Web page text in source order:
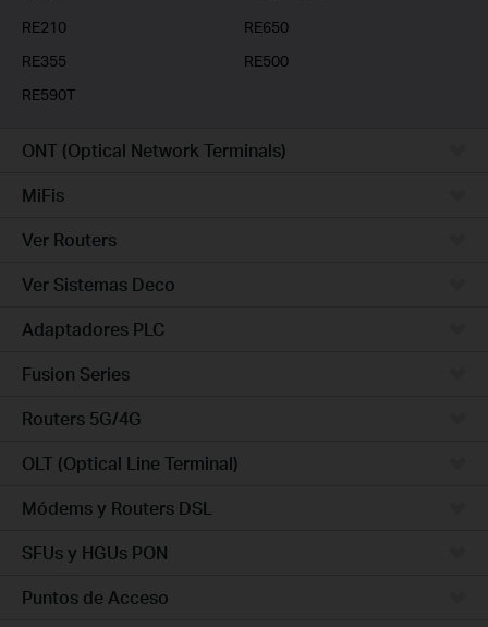
RE210
RE650
RE355
RE500
RE590T
ONT (Optical Network Terminals)
MiFis
Ver Routers
Ver Sistemas Deco
Adaptadores PLC
Fusion Series
Routers 5G/4G
OLT (Optical Line Terminal)
Módems y Routers DSL
SFUs y HGUs PON
Puntos de Acceso